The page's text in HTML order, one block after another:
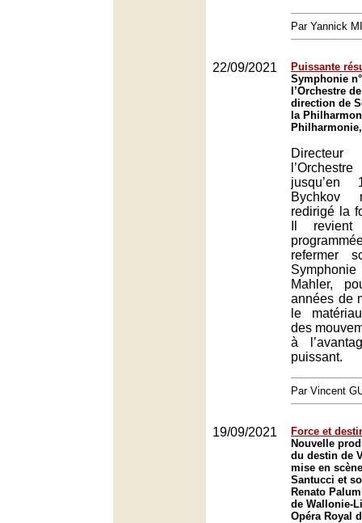
Par Yannick
22/09/2021
Puissante
Symphonie
l’Orchestre
direction de
la
jusqu’en
Bychkov
redirigé la
Il
refermer
Symphonie
Mahler,
années de
le
des
à
puissant.
Par Vincent
19/09/2021
Force et
Nouvelle
du destin de
mise en
Santucci et
Renato
de Wallonie-
Opéra Royal